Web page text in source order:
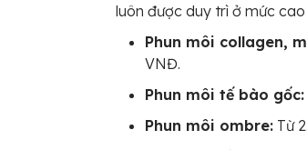
luôn được duy trì ở mức
Phun môi collagen,
VNĐ.
Phun môi tế bào gốc:
Phun môi ombre: Từ